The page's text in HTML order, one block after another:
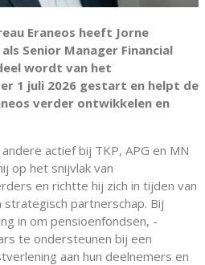
Eraneos heeft Jorne
Senior Manager Financial
wordt van het
1 juli 2026 gestart en helpt de
verder ontwikkelen en
actief bij TKP, APG en MN
op het snijvlak van
en richtte hij zich in tijden van
partnerschap. Bij
in om pensioenfondsen, -
te ondersteunen bij een
aan hun deelnemers en